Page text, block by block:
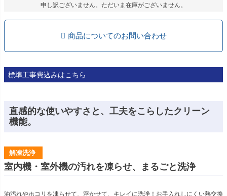
申し訳ございません。ただいま在庫がございません。
商品についてのお問い合わせ
標準工事費込みはこちら
直感的な使いやすさと、工夫をこらしたクリーン
機能。
解凍洗浄
室内機・室外機の汚れを凍らせ、まるごと洗浄
油汚れやホコリを凍らせて、浮かせて、キレイに洗浄！お手入れしにくい熱交換